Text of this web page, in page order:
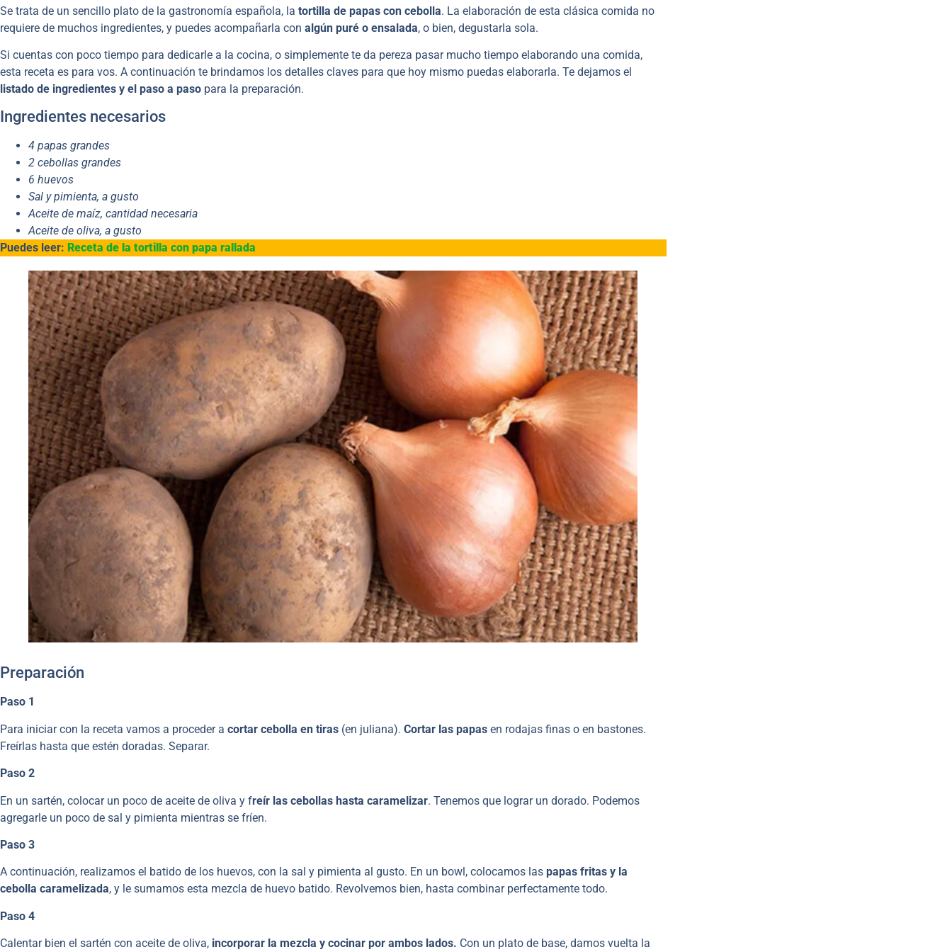
Se trata de un sencillo plato de la gastronomía española, la tortilla de papas con cebolla. La elaboración de esta clásica comida no
requiere de muchos ingredientes, y puedes acompañarla con algún puré o ensalada, o bien, degustarla sola.
Si cuentas con poco tiempo para dedicarle a la cocina, o simplemente te da pereza pasar mucho tiempo elaborando una comida,
esta receta es para vos. A continuación te brindamos los detalles claves para que hoy mismo puedas elaborarla. Te dejamos el
listado de ingredientes y el paso a paso para la preparación.
Ingredientes necesarios
4 papas grandes
2 cebollas grandes
6 huevos
Sal y pimienta, a gusto
Aceite de maíz, cantidad necesaria
Aceite de oliva, a gusto
Puedes leer: Receta de la tortilla con papa rallada
Preparación
Paso 1
Para iniciar con la receta vamos a proceder a cortar cebolla en tiras (en juliana). Cortar las papas en rodajas finas o en bastones.
Freírlas hasta que estén doradas. Separar.
Paso 2
En un sartén, colocar un poco de aceite de oliva y freír las cebollas hasta caramelizar. Tenemos que lograr un dorado. Podemos
agregarle un poco de sal y pimienta mientras se fríen.
Paso 3
A continuación, realizamos el batido de los huevos, con la sal y pimienta al gusto. En un bowl, colocamos las papas fritas y la
cebolla caramelizada, y le sumamos esta mezcla de huevo batido. Revolvemos bien, hasta combinar perfectamente todo.
Paso 4
Calentar bien el sartén con aceite de oliva, incorporar la mezcla y cocinar por ambos lados. Con un plato de base, damos vuelta la